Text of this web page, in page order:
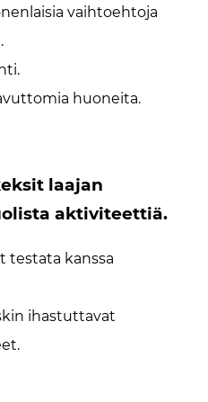
vaihtoehtoja
huoneita.
laajan
aktiviteettiä.
testata kanssa
ihastuttavat